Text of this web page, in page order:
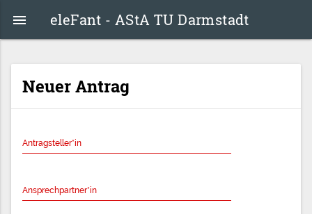
 eleFant - AStA TU Darmstadt
Neuer Antrag
Antragsteller*in
Ansprechpartner*in